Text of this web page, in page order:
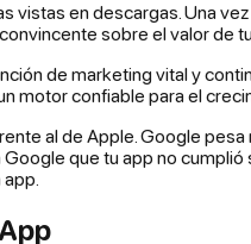
vistas en descargas. Una
sobre el valor de
de marketing vital y
motor confiable para el
al de Apple. Google
que tu app no